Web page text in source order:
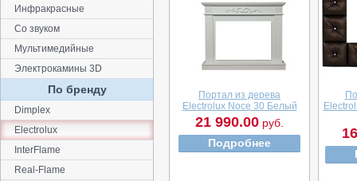
Портал из дерева
Electrolux Noce 30 Белый
21 990.00 руб.
Подробнее
Инфракрасные
Со звуком
Мультимедийные
Электрокамины 3D
По бренду
Dimplex
Electrolux
InterFlame
Real-Flame